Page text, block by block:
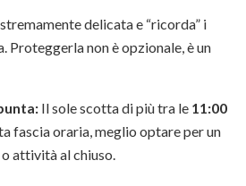
delicata e “ricorda” i
Proteggerla non è opzionale, è un
Il sole scotta di più tra le 11:00
fascia oraria, meglio optare per un
attività al chiuso.